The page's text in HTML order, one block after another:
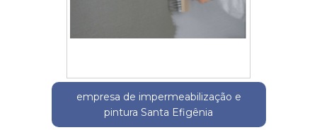
empresa de impermeabilização e
pintura Santa Efigênia